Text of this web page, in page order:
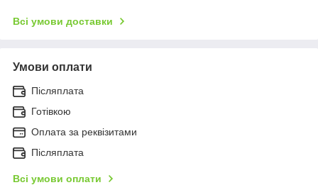
Всі умови доставки
Умови оплати
Післяплата
Готівкою
Оплата за реквізитами
Післяплата
Всі умови оплати